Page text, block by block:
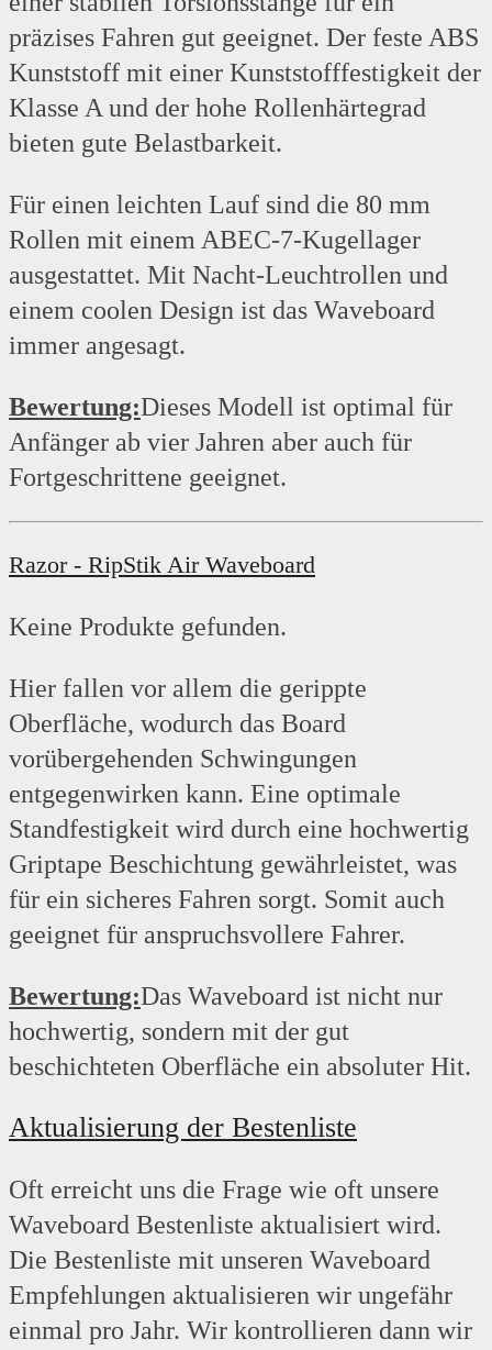
präzises Fahren gut geeignet. Der feste ABS
Kunststoff mit einer Kunststofffestigkeit der
Klasse A und der hohe Rollenhärtegrad
bieten gute Belastbarkeit.
Für einen leichten Lauf sind die 80 mm
Rollen mit einem ABEC-7-Kugellager
ausgestattet. Mit Nacht-Leuchtrollen und
einem coolen Design ist das Waveboard
immer angesagt.
Bewertung:Dieses Modell ist optimal für
Anfänger ab vier Jahren aber auch für
Fortgeschrittene geeignet.
Razor - RipStik Air Waveboard
Keine Produkte gefunden.
Hier fallen vor allem die gerippte
Oberfläche, wodurch das Board
vorübergehenden Schwingungen
entgegenwirken kann. Eine optimale
Standfestigkeit wird durch eine hochwertig
Griptape Beschichtung gewährleistet, was
für ein sicheres Fahren sorgt. Somit auch
geeignet für anspruchsvollere Fahrer.
Bewertung:Das Waveboard ist nicht nur
hochwertig, sondern mit der gut
beschichteten Oberfläche ein absoluter Hit.
Aktualisierung der Bestenliste
Oft erreicht uns die Frage wie oft unsere
Waveboard Bestenliste aktualisiert wird.
Die Bestenliste mit unseren Waveboard
Empfehlungen aktualisieren wir ungefähr
einmal pro Jahr. Wir kontrollieren dann wir